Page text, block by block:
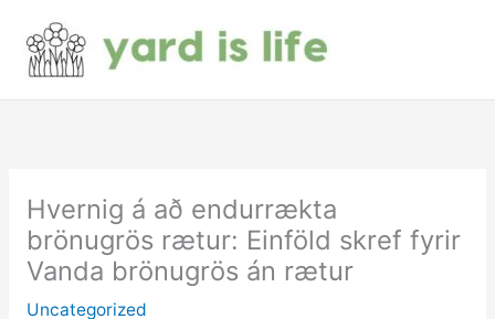
content
Hvernig á að endurrækta
brönugrös rætur: Einföld skref fyrir
Vanda brönugrös án rætur
Uncategorized